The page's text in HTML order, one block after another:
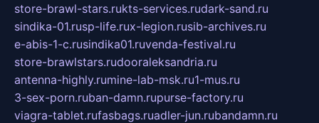
store-brawl-stars.rukts-services.rudark-sand.ru
sindika-01.rusp-life.rux-legion.rusib-archives.ru
e-abis-1-c.rusindika01.ruvenda-festival.ru
store-brawlstars.rudooraleksandria.ru
antenna-highly.rumine-lab-msk.ru1-mus.ru
3-sex-porn.ruban-damn.rupurse-factory.ru
viagra-tablet.rufasbags.ruadler-jun.rubandamn.ru